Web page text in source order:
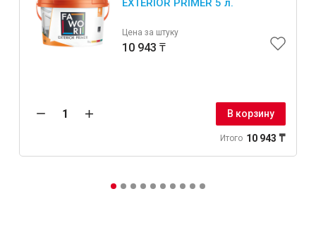
EXTERIOR PRIMER 5 л.
Цена за штуку
10 943 ₸
В корзину
Итого 10 943 ₸